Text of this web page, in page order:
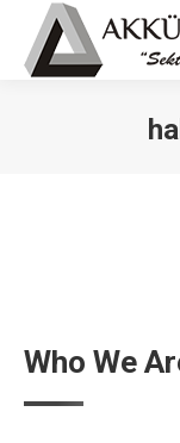
Who We